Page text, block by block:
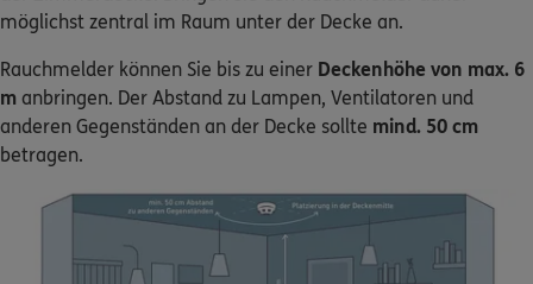
Rauchmelder können Sie bis zu einer Deckenhöhe von max. 6
manbringen. Der Abstand zu Lampen, Ventilatoren und
anderen Gegenständen an der Decke solltemind. 50 cm
betragen.